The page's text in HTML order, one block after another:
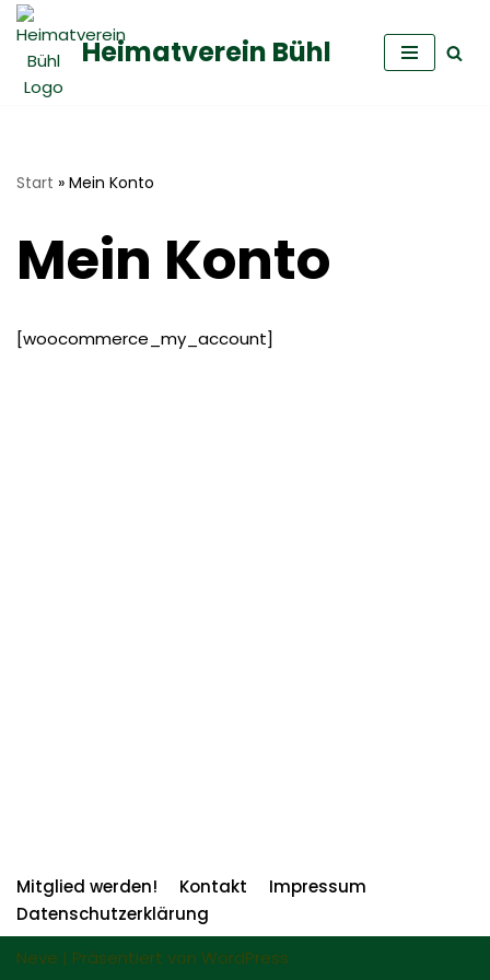
Zum
Inhalt
Heimatverein Bühl
Start » Mein Konto
Mein Konto
[woocommerce_my_account]
Mitglied werden! Kontakt
Impressum
Datenschutzerklärung
Neve | Präsentiert von WordPress